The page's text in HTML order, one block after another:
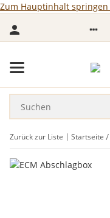
Zum Hauptinhalt springen
Zurück zur Liste Startseite